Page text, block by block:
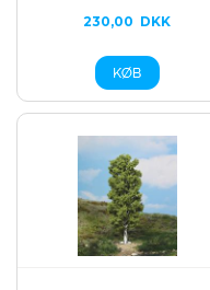
230,00 DKK